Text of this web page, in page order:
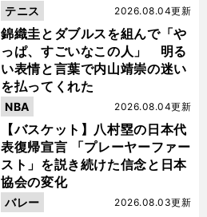
錦織圭とダブルスを組んで「や
っぱ、すごいなこの人」 明る
い表情と言葉で内山靖崇の迷い
を払ってくれた
2026.08.04更新
テニス
【バスケット】八村塁の日本代
表復帰宣言 「プレーヤーファー
スト」を説き続けた信念と日本
協会の変化
2026.08.04更新
NBA
2026.08.03更新
バレー